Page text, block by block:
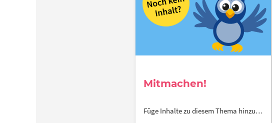
Mitmachen!
Füge Inhalte zu diesem Thema hinzu…